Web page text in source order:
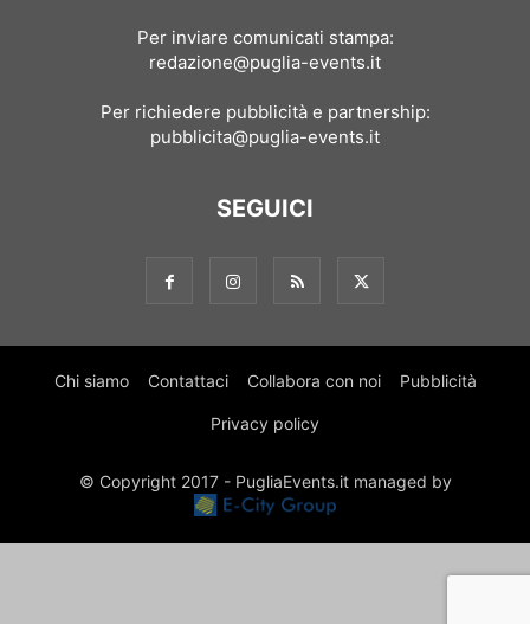
Per inviare comunicati stampa:
redazione@puglia-events.it
Per richiedere pubblicità e partnership:
pubblicita@puglia-events.it
SEGUICI
Chi siamo Contattaci Collabora con noi Pubblicità
Privacy policy
© Copyright 2017 - PugliaEvents.it managed by